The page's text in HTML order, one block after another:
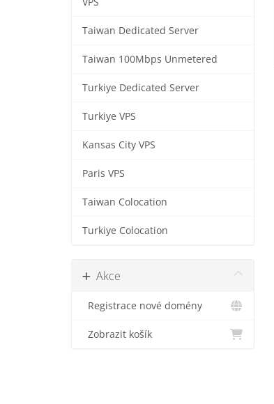
Taiwan Dedicated Server
Taiwan 100Mbps Unmetered
Turkiye Dedicated Server
Turkiye VPS
Kansas City VPS
Paris VPS
Taiwan Colocation
Turkiye Colocation
Akce
Registrace nové domény
Zobrazit košík